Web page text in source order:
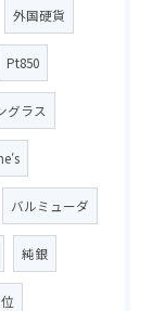
外国硬貨
Pt850
グラス
バルミューダ
純銀